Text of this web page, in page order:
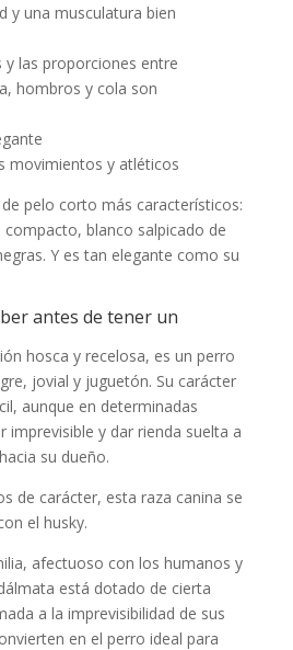
y una musculatura bien
y las proporciones entre
hombros y cola son
movimientos y atléticos
pelo corto más característicos:
compacto, blanco salpicado de
Y es tan elegante como su
antes de tener un
hosca y recelosa, es un perro
jovial y juguetón. Su carácter
aunque en determinadas
imprevisible y dar rienda suelta a
su dueño.
de carácter, esta raza canina se
el husky.
afectuoso con los humanos y
está dotado de cierta
a la imprevisibilidad de sus
en el perro ideal para